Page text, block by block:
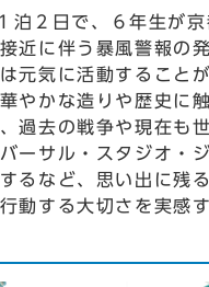
泊２日で、６年生が
近に伴う暴風警報の
元気に活動すること
やかな造りや歴史に
過去の戦争や現在も
ーサル・スタジオ・
るなど、思い出に残
動する大切さを実感